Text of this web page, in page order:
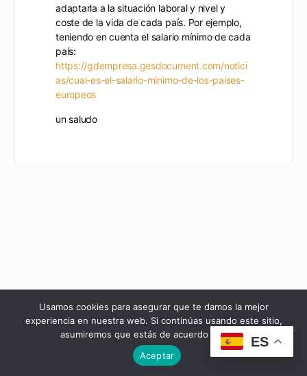
adaptarla a la situación laboral y nivel y
coste de la vida de cada país. Por ejemplo,
teniendo en cuenta el salario mínimo de cada
país:
https://gdempresa.gesdocument.com/notici
as/cual-es-el-salario-minimo-de-los-paises-
europeos
un saludo
© 2026 - Cursos Yeseuropa
ES
Usamos cookies para asegurar que te damos la mejor
experiencia en nuestra web. Si continúas usando este sitio,
asumiremos que estás de acuerdo con ello.
Aceptar